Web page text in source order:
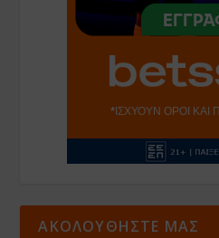
ΑΚΟΛΟΥΘΗΣΤΕ ΜΑΣ